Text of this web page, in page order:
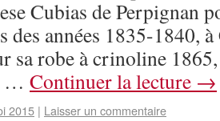
Cubias de Perpignan
des années 1835-1840,
sa robe à crinoline
… Continuer la lecture →
2015 | Laisser un commentaire